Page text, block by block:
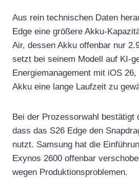
Aus rein technischen Daten
Edge eine größere Akku-
Air, dessen Akku offenbar nur
setzt bei seinem Modell auf KI-
Energiemanagement mit iOS
Akku eine lange Laufzeit zu
Bei der Prozessorwahl bestätigt
dass das S26 Edge den
nutzt. Samsung hat die
Exynos 2600 offenbar
wegen Produktionsproblemen.